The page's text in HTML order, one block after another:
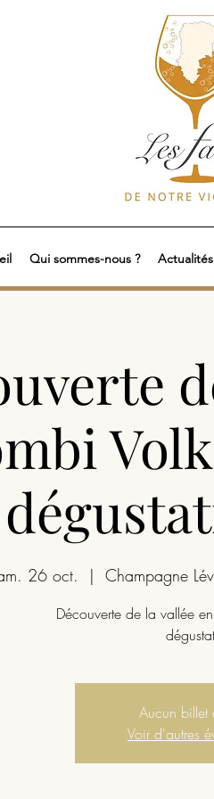
Qui sommes-nous ? Actualités
26 oct.
  |
Champagne
Découverte de la vallée
Aucun billet
Voir d'autres